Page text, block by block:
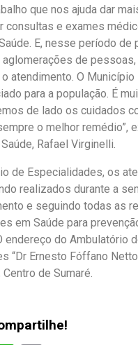
que nos ajuda dar
consultas e exames
E, nesse período de
de
atendimento. O
para a população. É
de lado os cuidados
o melhor remédio”,
Rafael Virginelli.
de Especialidades, os
realizados durante a
e seguindo todas as
em Saúde para
endereço do Ambulatório
“Dr Ernesto Fóffano
de Sumaré.